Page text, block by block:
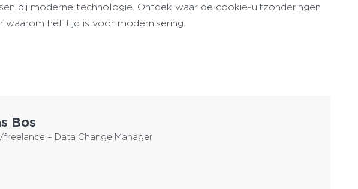
bij moderne technologie. Ontdek waar de cookie-uitzonderingen
het tijd is voor modernisering.
Bos
freelance – Data Change Manager